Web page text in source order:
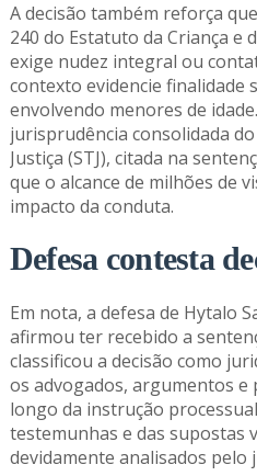
A decisão também reforça
240 do Estatuto da Criança e
exige nudez integral ou
contexto evidencie finalidade
envolvendo menores de
jurisprudência consolidada
Justiça (STJ), citada na
que o alcance de milhões de
impacto da conduta.
Defesa contesta
Em nota, a defesa de Hytalo
afirmou ter recebido a
classificou a decisão como
os advogados, argumentos
longo da instrução
testemunhas e das supostas
devidamente analisados pelo